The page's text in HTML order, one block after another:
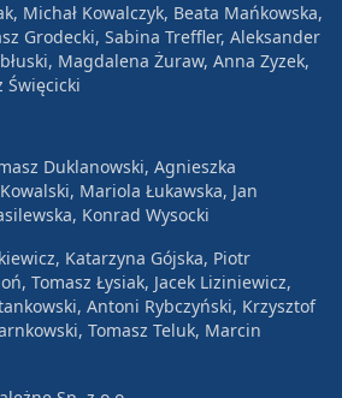
Michał Kowalczyk, Beata Mańkowska,
Grodecki, Sabina Treffler, Aleksander
Magdalena Żuraw, Anna Zyzek,
Święcicki
Duklanowski, Agnieszka
Mariola Łukawska, Jan
Konrad Wysocki
Katarzyna Gójska, Piotr
Tomasz Łysiak, Jacek Liziniewicz,
Antoni Rybczyński, Krzysztof
Tomasz Teluk, Marcin